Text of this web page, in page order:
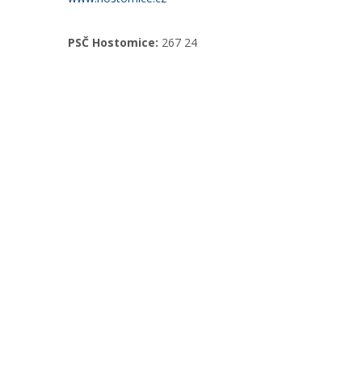
PSČ Hostomice: 267 24